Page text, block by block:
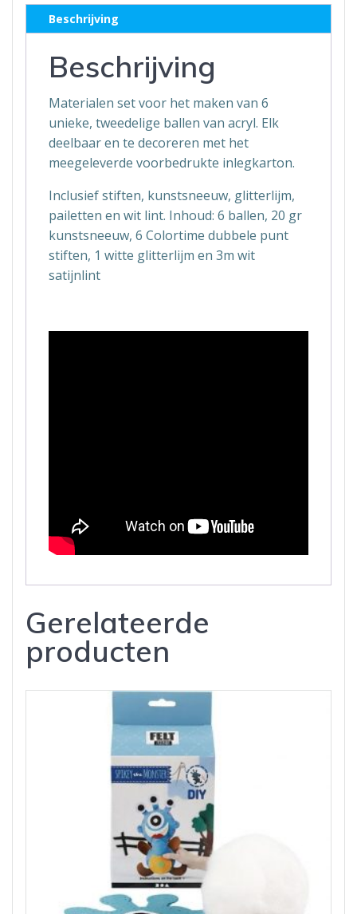
aantal
Beschrijving
Beschrijving
Materialen set voor het maken van 6
unieke, tweedelige ballen van acryl. Elk
deelbaar en te decoreren met het
meegeleverde voorbedrukte inlegkarton.
Inclusief stiften, kunstsneeuw, glitterlijm,
pailetten en wit lint. Inhoud: 6 ballen, 20 gr
kunstsneeuw, 6 Colortime dubbele punt
stiften, 1 witte glitterlijm en 3m wit
satijnlint
Gerelateerde
producten